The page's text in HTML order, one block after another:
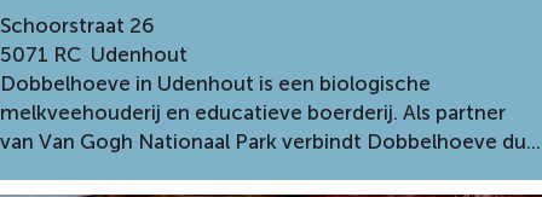
n
e
n
D
o
b
b
e
Schoorstraat 26
5071 RC Udenhout
Dobbelhoeve in Udenhout is een biologische
melkveehouderij en educatieve boerderij. Als partner
van Van Gogh Nationaal Park verbindt Dobbelhoeve du...